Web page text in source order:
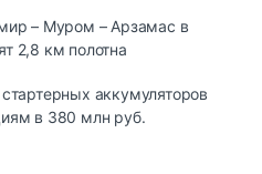
– Муром – Арзамас в
2,8 км полотна
аккумуляторов
в 380 млн руб.